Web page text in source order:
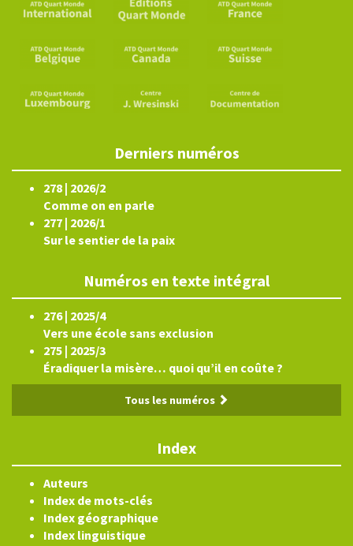
Derniers numéros
278 | 2026/2
Comme on en parle
277 | 2026/1
Sur le sentier de la paix
Numéros en texte intégral
276 | 2025/4
Vers une école sans exclusion
275 | 2025/3
Éradiquer la misère… quoi qu’il en coûte ?
Tous les numéros
Index
Auteurs
Index de mots-clés
Index géographique
Index linguistique